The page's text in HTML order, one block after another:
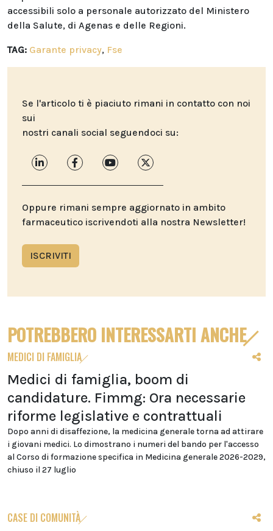
accessibili solo a personale autorizzato del Ministero
della Salute, di Agenas e delle Regioni.
TAG: Garante privacy, Fse
Se l'articolo ti è piaciuto rimani in contatto con noi
sui
nostri canali social seguendoci su:
Oppure rimani sempre aggiornato in ambito
farmaceutico iscrivendoti alla nostra Newsletter!
ISCRIVITI
POTREBBERO INTERESSARTI ANCHE
MEDICI DI FAMIGLIA
Medici di famiglia, boom di
candidature. Fimmg: Ora necessarie
riforme legislative e contrattuali
Dopo anni di disaffezione, la medicina generale torna ad attirare
i giovani medici. Lo dimostrano i numeri del bando per l'accesso
al Corso di formazione specifica in Medicina generale 2026-2029,
chiuso il 27 luglio
CASE DI COMUNITÀ